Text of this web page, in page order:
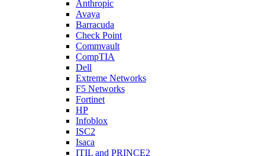
Anthropic
Avaya
Barracuda
Check Point
Commvault
CompTIA
Dell
Extreme Networks
F5 Networks
Fortinet
HP
Infoblox
ISC2
Isaca
ITIL and PRINCE2